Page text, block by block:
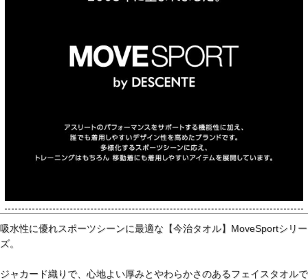
吸水性に優れスポーツシーンに最適な【今治タオル】MoveSportシリー
ズ。
ジャカード織りで、心地よい厚みとやわらかさのあるフェイスタオルで